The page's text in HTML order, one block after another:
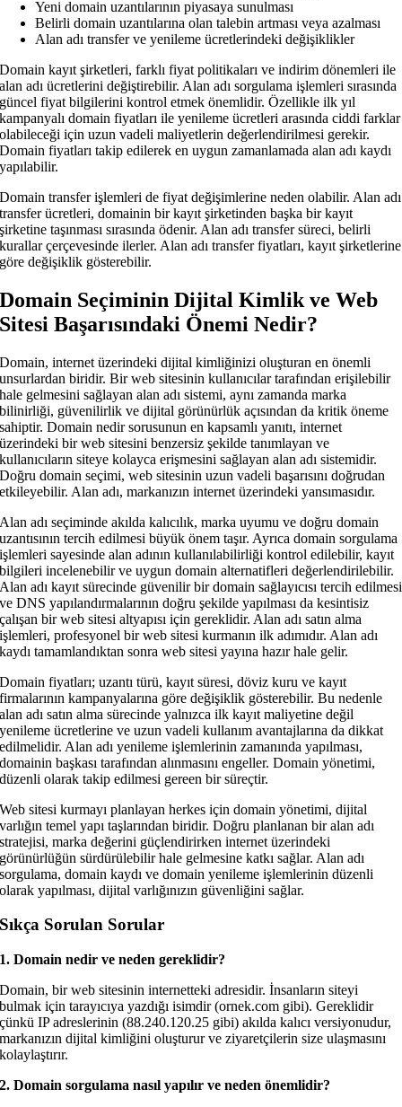
Yeni domain uzantılarının piyasaya sunulması
Belirli domain uzantılarına olan talebin artması veya azalması
Alan adı transfer ve yenileme ücretlerindeki değişiklikler
Domain kayıt şirketleri, farklı fiyat politikaları ve indirim dönemleri ile
alan adı ücretlerini değiştirebilir. Alan adı sorgulama işlemleri sırasında
güncel fiyat bilgilerini kontrol etmek önemlidir. Özellikle ilk yıl
kampanyalı domain fiyatları ile yenileme ücretleri arasında ciddi farklar
olabileceği için uzun vadeli maliyetlerin değerlendirilmesi gerekir.
Domain fiyatları takip edilerek en uygun zamanlamada alan adı kaydı
yapılabilir.
Domain transfer işlemleri de fiyat değişimlerine neden olabilir. Alan adı
transfer ücretleri, domainin bir kayıt şirketinden başka bir kayıt
şirketine taşınması sırasında ödenir. Alan adı transfer süreci, belirli
kurallar çerçevesinde ilerler. Alan adı transfer fiyatları, kayıt şirketlerine
göre değişiklik gösterebilir.
Domain Seçiminin Dijital Kimlik ve Web
Sitesi Başarısındaki Önemi Nedir?
Domain, internet üzerindeki dijital kimliğinizi oluşturan en önemli
unsurlardan biridir. Bir web sitesinin kullanıcılar tarafından erişilebilir
hale gelmesini sağlayan alan adı sistemi, aynı zamanda marka
bilinirliği, güvenilirlik ve dijital görünürlük açısından da kritik öneme
sahiptir. Domain nedir sorusunun en kapsamlı yanıtı, internet
üzerindeki bir web sitesini benzersiz şekilde tanımlayan ve
kullanıcıların siteye kolayca erişmesini sağlayan alan adı sistemidir.
Doğru domain seçimi, web sitesinin uzun vadeli başarısını doğrudan
etkileyebilir. Alan adı, markanızın internet üzerindeki yansımasıdır.
Alan adı seçiminde akılda kalıcılık, marka uyumu ve doğru domain
uzantısının tercih edilmesi büyük önem taşır. Ayrıca domain sorgulama
işlemleri sayesinde alan adının kullanılabilirliği kontrol edilebilir, kayıt
bilgileri incelenebilir ve uygun domain alternatifleri değerlendirilebilir.
Alan adı kayıt sürecinde güvenilir bir domain sağlayıcısı tercih edilmesi
ve DNS yapılandırmalarının doğru şekilde yapılması da kesintisiz
çalışan bir web sitesi altyapısı için gereklidir. Alan adı satın alma
işlemleri, profesyonel bir web sitesi kurmanın ilk adımıdır. Alan adı
kaydı tamamlandıktan sonra web sitesi yayına hazır hale gelir.
Domain fiyatları; uzantı türü, kayıt süresi, döviz kuru ve kayıt
firmalarının kampanyalarına göre değişiklik gösterebilir. Bu nedenle
alan adı satın alma sürecinde yalnızca ilk kayıt maliyetine değil
yenileme ücretlerine ve uzun vadeli kullanım avantajlarına da dikkat
edilmelidir. Alan adı yenileme işlemlerinin zamanında yapılması,
domainin başkası tarafından alınmasını engeller. Domain yönetimi,
düzenli olarak takip edilmesi gereen bir süreçtir.
Web sitesi kurmayı planlayan herkes için domain yönetimi, dijital
varlığın temel yapı taşlarından biridir. Doğru planlanan bir alan adı
stratejisi, marka değerini güçlendirirken internet üzerindeki
görünürlüğün sürdürülebilir hale gelmesine katkı sağlar. Alan adı
sorgulama, domain kaydı ve domain yenileme işlemlerinin düzenli
olarak yapılması, dijital varlığınızın güvenliğini sağlar.
Sıkça Sorulan Sorular
1. Domain nedir ve neden gereklidir?
Domain, bir web sitesinin internetteki adresidir. İnsanların siteyi
bulmak için tarayıcıya yazdığı isimdir (ornek.com gibi). Gereklidir
çünkü IP adreslerinin (88.240.120.25 gibi) akılda kalıcı versiyonudur,
markanızın dijital kimliğini oluşturur ve ziyaretçilerin size ulaşmasını
kolaylaştırır.
2. Domain sorgulama nasıl yapılır ve neden önemlidir?